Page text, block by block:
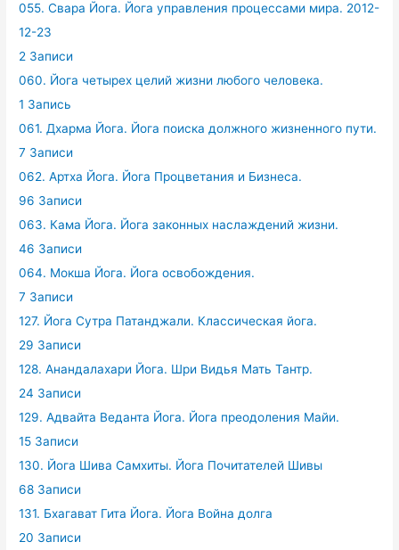
055. Свара Йога. Йога управления процессами мира. 2012-
12-23
2 Записи
060. Йога четырех целий жизни любого человека.
1 Запись
061. Дхарма Йога. Йога поиска должного жизненного пути.
7 Записи
062. Артха Йога. Йога Процветания и Бизнеса.
96 Записи
063. Кама Йога. Йога законных наслаждений жизни.
46 Записи
064. Мокша Йога. Йога освобождения.
7 Записи
127. Йога Сутра Патанджали. Классическая йога.
29 Записи
128. Анандалахари Йога. Шри Видья Мать Тантр.
24 Записи
129. Адвайта Веданта Йога. Йога преодоления Майи.
15 Записи
130. Йога Шива Самхиты. Йога Почитателей Шивы
68 Записи
131. Бхагават Гита Йога. Йога Война долга
20 Записи